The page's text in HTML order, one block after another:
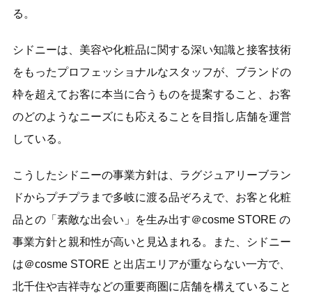
る。
シドニーは、美容や化粧品に関する深い知識と接客技術
をもったプロフェッショナルなスタッフが、ブランドの
枠を超えてお客に本当に合うものを提案すること、お客
のどのようなニーズにも応えることを目指し店舗を運営
している。
こうしたシドニーの事業方針は、ラグジュアリーブラン
ドからプチプラまで多岐に渡る品ぞろえで、お客と化粧
品との「素敵な出会い」を生み出す＠cosme STORE の
事業方針と親和性が高いと見込まれる。また、シドニー
は＠cosme STORE と出店エリアが重ならない一方で、
北千住や吉祥寺などの重要商圏に店舗を構えていること